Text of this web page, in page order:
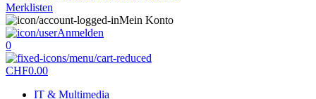
Merklisten
Mein Konto
Anmelden
0
CHF0.00
IT & Multimedia